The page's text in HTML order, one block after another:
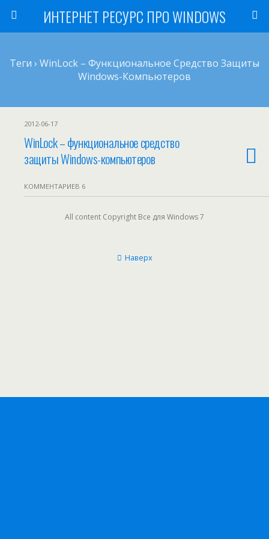
ИНТЕРНЕТ РЕСУРС ПРО WINDOWS
Теги › WinLock – Функциональное Средство Защиты
Windows-Компьютеров
2012-06-17
WinLock – функциональное средство
защиты Windows-компьютеров
КОММЕНТАРИЕВ 6
All content Copyright Все для Windows 7
Наверх